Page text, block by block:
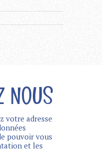
NOUS
votre adresse
pouvoir vous
et les